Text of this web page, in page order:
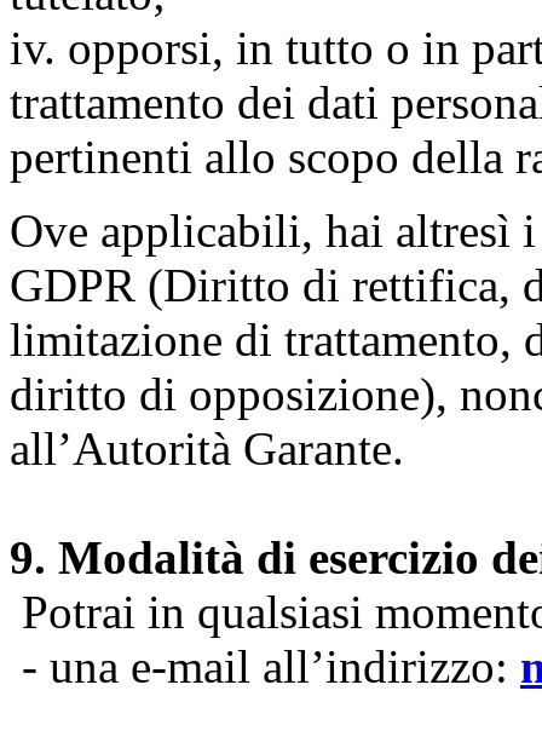
iv. opporsi, in tutto o in
trattamento dei dati
pertinenti allo scopo della
Ove applicabili, hai
GDPR (Diritto di rettifica,
limitazione di trattamento,
diritto di opposizione),
all’Autorità Garante.
9. Modalità di esercizio
Potrai in qualsiasi
- una e-mail all’indirizzo: